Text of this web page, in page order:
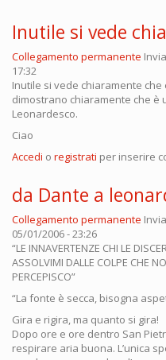
Inutile si vede
Collegamento permanente
17:32
Inutile si vede chiaramente
dimostrano chiaramente che è
Leonardesco.
Ciao
Accedi o registrati per inserire
da Dante a
Collegamento permanente
05/01/2006 - 23:26
“LE INNAVERTENZE CHI LE
ASSOLVIMI DALLE COLPE CHE
PERCEPISCO”
“La fonte è secca, bisogna
Gira e rigira, ma quanto si gira!
Dopo ore e ore dentro San
respirare aria buona. L’unica